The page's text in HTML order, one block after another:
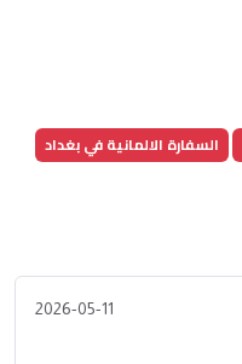
السفارة الالمانية في بغداد
2026-05-11